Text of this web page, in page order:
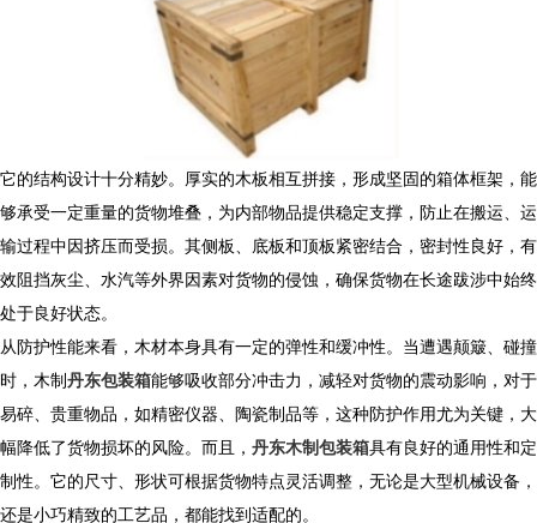
它的结构设计十分精妙。厚实的木板相互拼接，形成坚固的箱体框架，能
够承受一定重量的货物堆叠，为内部物品提供稳定支撑，防止在搬运、运
输过程中因挤压而受损。其侧板、底板和顶板紧密结合，密封性良好，有
效阻挡灰尘、水汽等外界因素对货物的侵蚀，确保货物在长途跋涉中始终
处于良好状态。
从防护性能来看，木材本身具有一定的弹性和缓冲性。当遭遇颠簸、碰撞
时，木制丹东包装箱能够吸收部分冲击力，减轻对货物的震动影响，对于
易碎、贵重物品，如精密仪器、陶瓷制品等，这种防护作用尤为关键，大
幅降低了货物损坏的风险。而且， 丹东木制包装箱具有良好的通用性和定
制性。它的尺寸、形状可根据货物特点灵活调整，无论是大型机械设备，
还是小巧精致的工艺品，都能找到适配的。